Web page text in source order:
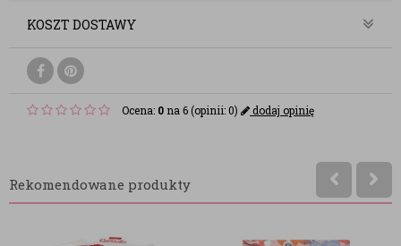
KOSZT DOSTAWY
Ocena: 0 na 6 (opinii: 0) dodaj opinię
Rekomendowane produkty